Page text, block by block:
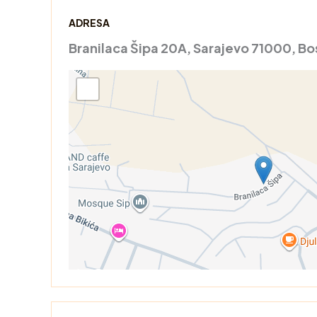
ADRESA
Branilaca Šipa 20A, Sarajevo 71000,